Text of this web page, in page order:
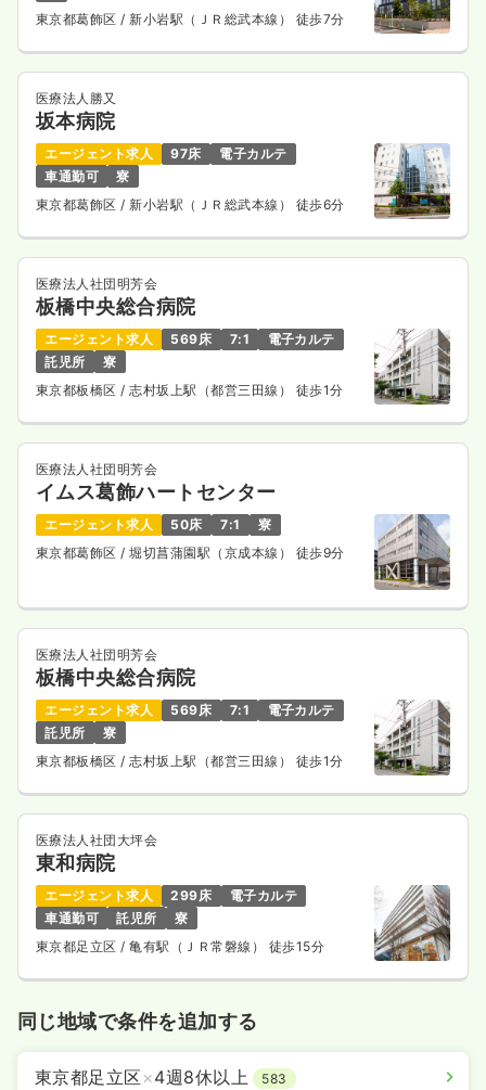
東京都葛飾区 / 新小岩駅（ＪＲ総武本線） 徒歩7分
医療法人勝又
坂本病院
エージェント求人 97床
電子カルテ
車通勤可
寮
東京都葛飾区 / 新小岩駅（ＪＲ総武本線） 徒歩6分
医療法人社団明芳会
板橋中央総合病院
エージェント求人 569床 7:1
電子カルテ
託児所
寮
東京都板橋区 / 志村坂上駅（都営三田線） 徒歩1分
医療法人社団明芳会
イムス葛飾ハートセンター
エージェント求人 50床 7:1
寮
東京都葛飾区/ 堀切菖蒲園駅（京成本線） 徒歩9分
医療法人社団明芳会
板橋中央総合病院
エージェント求人 569床 7:1
電子カルテ
託児所
寮
東京都板橋区 / 志村坂上駅（都営三田線） 徒歩1分
医療法人社団大坪会
東和病院
エージェント求人 299床
電子カルテ
車通勤可
託児所
寮
東京都足立区 / 亀有駅（ＪＲ常磐線） 徒歩15分
同じ地域で条件を追加する
東京都足立区 ×4週8休以上 583